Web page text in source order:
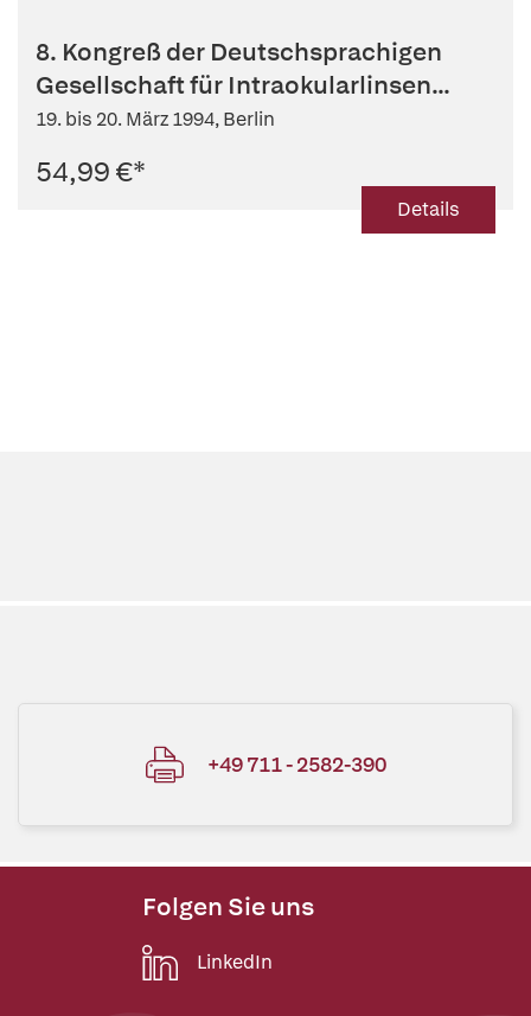
8. Kongreß der Deutschsprachigen
Gesellschaft für Intraokularlinsen...
19. bis 20. März 1994, Berlin
54,99 €*
Details
+49 711 - 2582-390
Folgen Sie uns
LinkedIn